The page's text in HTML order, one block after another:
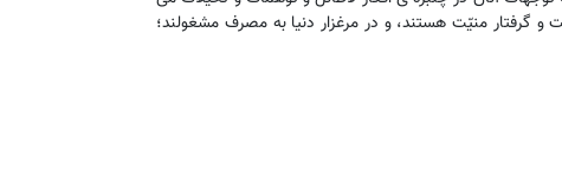
گرفتار منیّت هستند، و در مرغزار دنیا به مصرف مشغولند؛